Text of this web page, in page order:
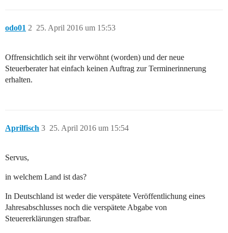
odo01 25. April 2016 um 15:53
2
Offrensichtlich seit ihr verwöhnt (worden) und der neue
Steuerberater hat einfach keinen Auftrag zur Terminerinnerung
erhalten.
Aprilfisch 25. April 2016 um 15:54
3
Servus,
in welchem Land ist das?
In Deutschland ist weder die verspätete Veröffentlichung eines
Jahresabschlusses noch die verspätete Abgabe von
Steuererklärungen strafbar.